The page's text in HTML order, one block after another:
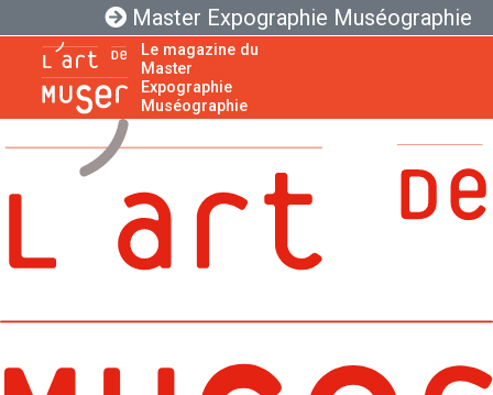
Master Expographie Muséographie
Le magazine du
Master
Expographie
Muséographie